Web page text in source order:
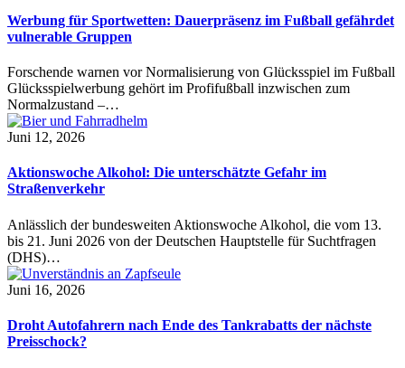
Werbung für Sportwetten: Dauerpräsenz im Fußball gefährdet
vulnerable Gruppen
Forschende warnen vor Normalisierung von Glücksspiel im Fußball
Glücksspielwerbung gehört im Profifußball inzwischen zum
Normalzustand –…
Juni 12, 2026
Aktionswoche Alkohol: Die unterschätzte Gefahr im
Straßenverkehr
Anlässlich der bundesweiten Aktionswoche Alkohol, die vom 13.
bis 21. Juni 2026 von der Deutschen Hauptstelle für Suchtfragen
(DHS)…
Juni 16, 2026
Droht Autofahrern nach Ende des Tankrabatts der nächste
Preisschock?